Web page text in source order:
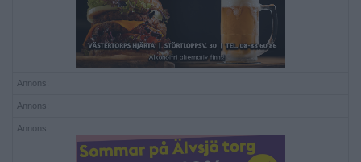
Annons:
Annons:
Annons: